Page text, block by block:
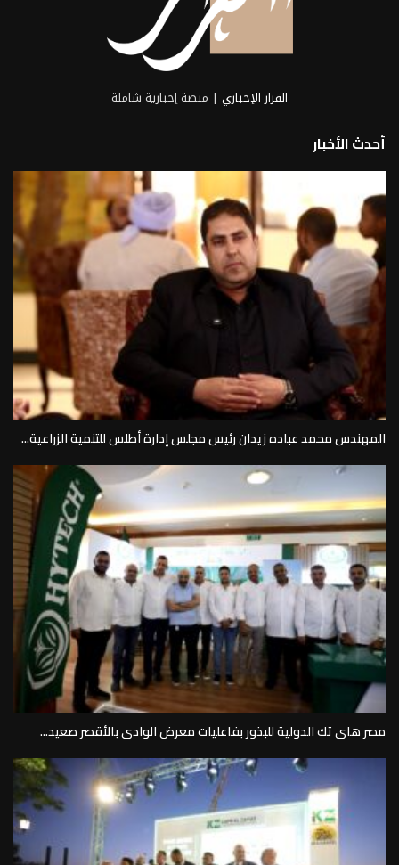
القرار الإخباري | منصة إخبارية شاملة
أحدث الأخبار
المهندس محمد عباده زيدان رئيس مجلس إدارة أطلس للتنمية الزراعية...
مصر هاى تك الدولية للبذور بفاعليات معرض الوادى بالأقصر صعيد...